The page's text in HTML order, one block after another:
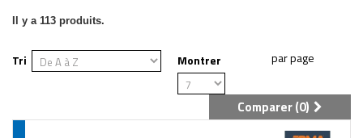
Il y a 113 produits.
Tri Montrer
Comparer (0)